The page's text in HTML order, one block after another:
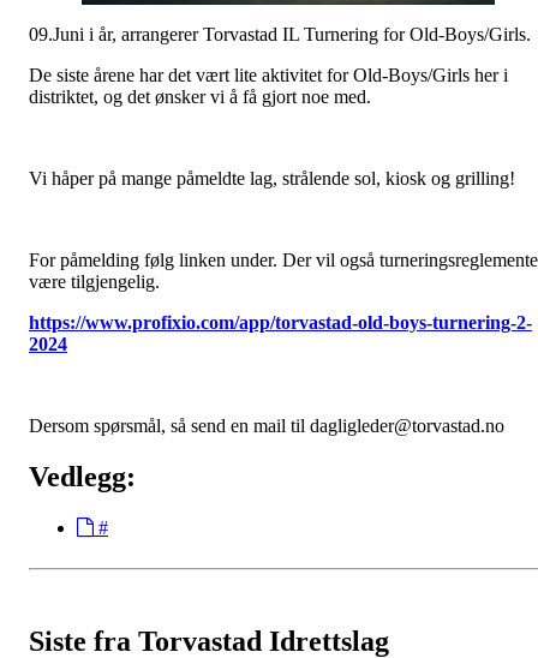
09.Juni i år, arrangerer Torvastad IL Turnering for Old-Boys/Girls.
De siste årene har det vært lite aktivitet for Old-Boys/Girls her i
distriktet, og det ønsker vi å få gjort noe med.
Vi håper på mange påmeldte lag, strålende sol, kiosk og grilling!
For påmelding følg linken under. Der vil også
være tilgjengelig.
https://www.profixio.com/app/torvastad-old-boys-turnering-2-
2024
Dersom spørsmål, så send en mail til dagligleder@torvastad.no
Vedlegg:
#
Siste fra Torvastad Idrettslag